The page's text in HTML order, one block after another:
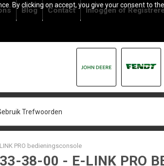
By clicking on accept, you give your consent to
Blog Contact Inloggenof
PRO bedieningsconsole
38-00 - E-LINK PRO